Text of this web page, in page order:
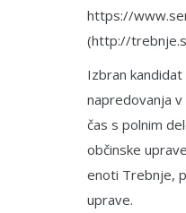
https://
(http://
Izbran
napredovanja
čas s polnim
občinske
enoti Trebnje,
uprave.